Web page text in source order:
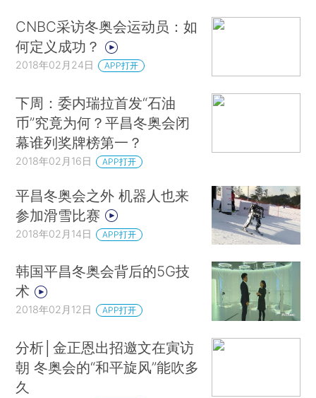
CNBC采访冬奥会运动员：如
何定义成功？
2018年02月24日 APP打开
下周：委内瑞拉首发“石油
币”究竟为何？平昌冬奥会闭
幕谁列奖牌榜第一？
2018年02月16日 APP打开
平昌冬奥会之外 机器人也来
参加滑雪比赛
2018年02月14日 APP打开
韩国平昌冬奥会背后的5G技
术
2018年02月12日 APP打开
分析│金正恩出招邀文在寅访
朝 冬奥会的“和平旋风”能吹多
久